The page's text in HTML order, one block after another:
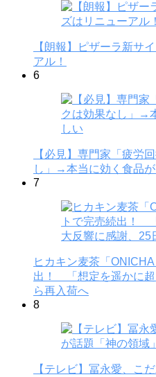
【朗報】ピザーラ新サ
アル！
6
【必見】専門家「疲労
し」→本当に効く食品
7
ヒカキン麦茶「
出！ 「想定を遥かに超
ら再入荷へ
8
【テレビ】冨永愛、こ